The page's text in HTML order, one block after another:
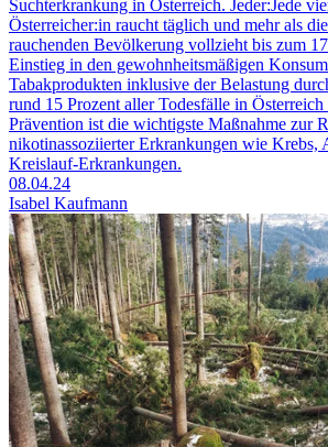
Suchterkrankung in Österreich. Jeder:Jede
Österreicher:in raucht täglich und mehr als
rauchenden Bevölkerung vollzieht bis zum
Einstieg in den gewohnheitsmäßigen
Tabakprodukten inklusive der Belastung
rund 15 Prozent aller Todesfälle in
Prävention ist die wichtigste Maßnahme zur
nikotinassoziierter Erkrankungen wie Krebs,
Kreislauf-Erkrankungen.
08.04.24
Isabel Kaufmann